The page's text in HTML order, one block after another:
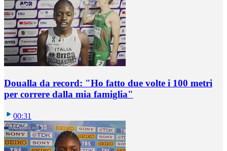
Doualla da record: "Ho fatto due volte i 100 metri
per correre dalla mia famiglia"
00:31